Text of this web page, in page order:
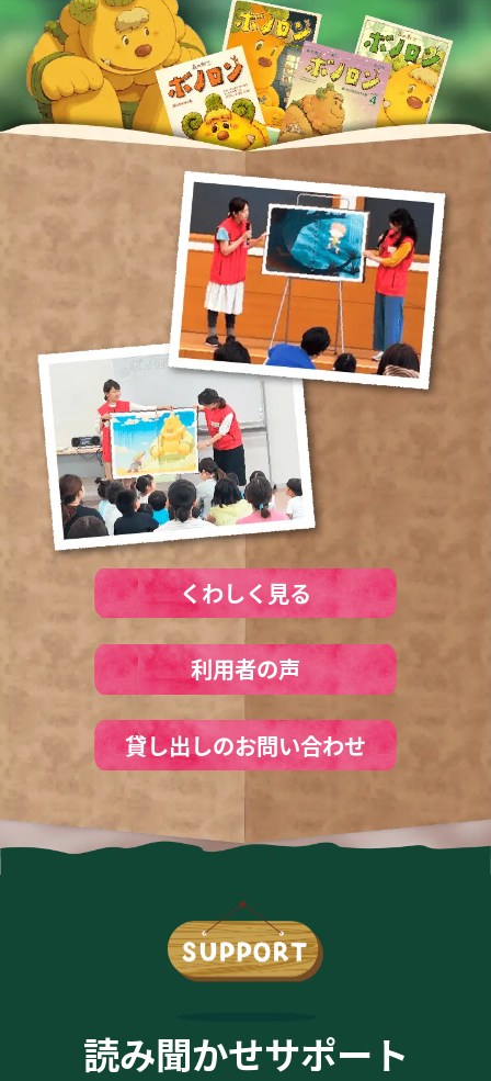
くわしく見る
利用者の声
貸し出しのお問い合わせ
読み聞かせサポート